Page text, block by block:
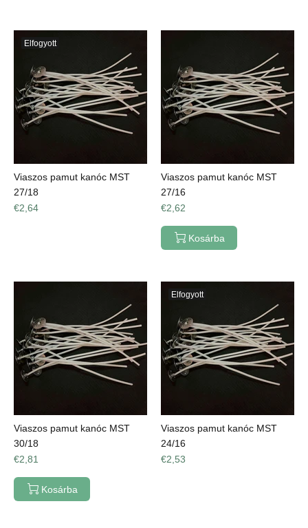
Elfogyott
Viaszos pamut kanóc MST
27/18
€2,64
Viaszos pamut kanóc MST
27/16
€2,62
Kosárba
Viaszos pamut kanóc MST
30/18
€2,81
Kosárba
Elfogyott
Viaszos pamut kanóc MST
24/16
€2,53